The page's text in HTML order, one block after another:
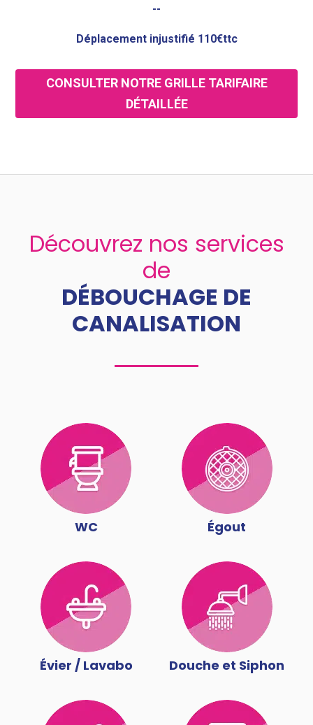
--
Déplacement injustifié 110€ttc
CONSULTER NOTRE GRILLE TARIFAIRE
DÉTAILLÉE
Découvrez nos services
de
DÉBOUCHAGE DE
CANALISATION
WC Égout
Évier / Lavabo Douche et Siphon